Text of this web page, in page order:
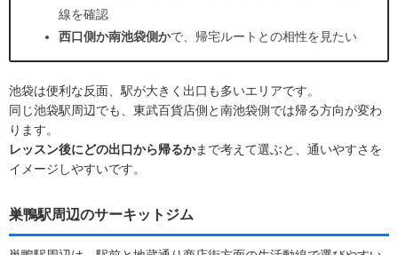
線を確認
西口側か南池袋側かで、帰宅ルートとの相性を見たい
池袋は便利な反面、駅が大きく出口も多いエリアです。
同じ池袋駅周辺でも、東武百貨店側と南池袋側では帰る方向が変わ
ります。
レッスン後にどの出口から帰るかまで考えて選ぶと、通いやすさを
イメージしやすいです。
巣鴨駅周辺のサーキットジム